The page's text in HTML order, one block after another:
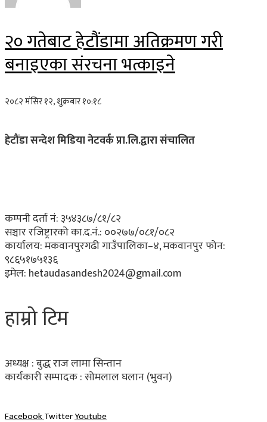
२० गतेबाट हेटौंडामा अतिक्रमण गरी
बनाइएका संरचना भत्काइने
२०८२ मंसिर १२, शुक्रबार १०:१८
हेटौंडा सन्देश मिडिया नेटवर्क प्रा.लि.द्वारा संचालित
कम्पनी दर्ता नं: ३५४३८७/८१/८२
सञ्चार रजिष्ट्रारको का.द.नं.: ००२७७/०८१/०८२
कार्यालय:मकवानपुरगढी गाउँपालिका–४, मकवानपुरफोन:
९८६५१७५१३६
इमेल: hetaudasandesh2024@gmail.com
हाम्रो टिम
अध्यक्ष : बुद्ध राज लामा सिन्तान
कार्यकारी सम्पादक :सोमलाल घलान (भुवन)
FacebookTwitterYoutube